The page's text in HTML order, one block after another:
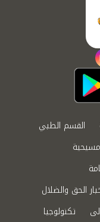
القسم الطبي
الحق والضلال
تكنولوجيا